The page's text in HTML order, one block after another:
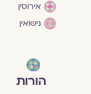
אירוסין
נישואין
הורות